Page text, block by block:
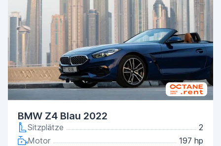
BMW Z4 Blau 2022
Sitzplätze
2
Motor
197 hp